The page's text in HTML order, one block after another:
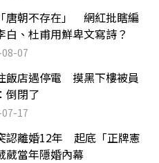
唐朝不存在」 網紅批瞎編
白、杜甫用鮮卑文寫詩？
07
飯店遇停電 摸黑下樓被員
倒閉了
17
認離婚12年 起底「正牌憲
葳當年隱婚內幕